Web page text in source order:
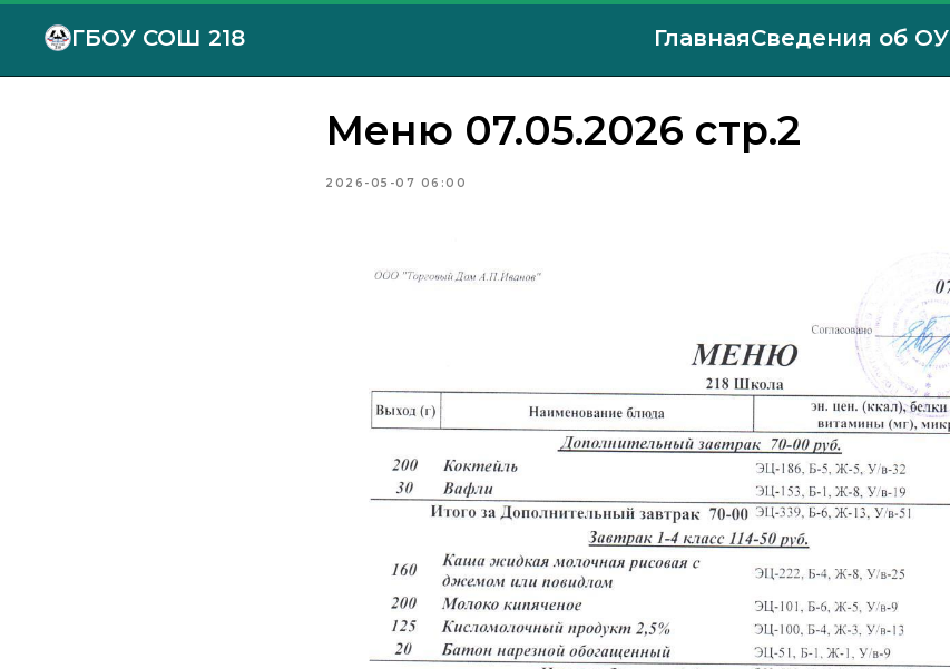
ГБОУ СОШ 218 ГлавнаяСведения об ОУ
Меню 07.05.2026 стр.2
2026-05-07 06:00